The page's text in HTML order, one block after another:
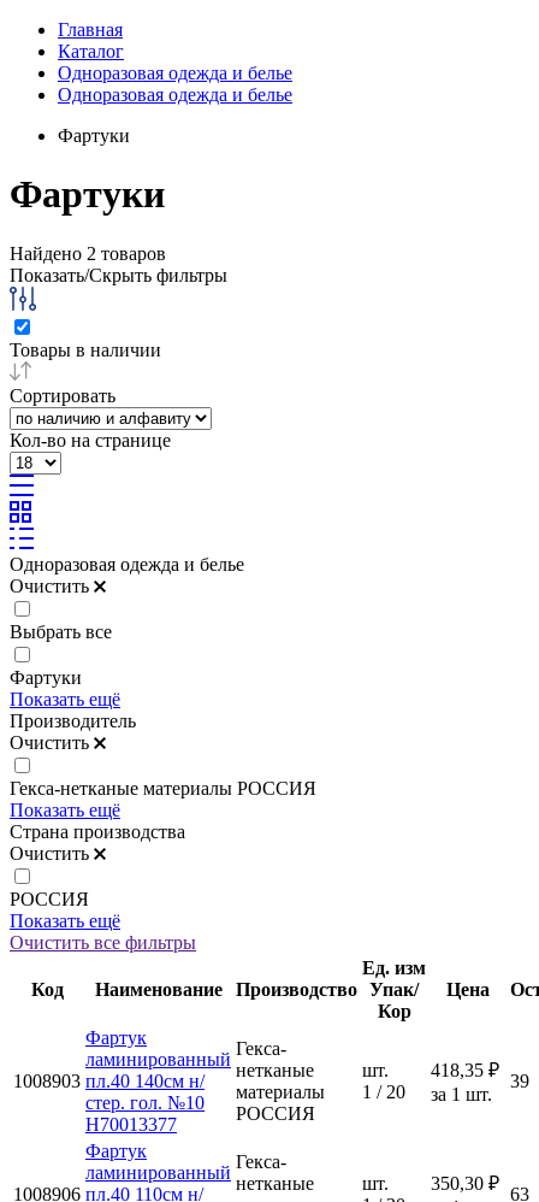
Главная
Каталог
Одноразовая одежда и белье
Одноразовая одежда и белье
Фартуки
Фартуки
Найдено 2 товаров
Показать/Скрыть фильтры
Товары в наличии
Сортировать
Кол-во на странице
Одноразовая одежда и белье
Очистить
Выбрать все
Фартуки
Показать ещё
Производитель
Очистить
Гекса-нетканые материалы РОССИЯ
Показать ещё
Страна производства
Очистить
РОССИЯ
Показать ещё
Очистить все фильтры
Код Наименование Производство
Ед. изм
Упак/
Кор
Цена
1008903
Фартук
ламинированный
пл.40 140см н/
стер. гол. №10
Н70013377
Гекса-
нетканые
материалы
РОССИЯ
шт.
1 / 20
418,35 ₽
за 1 шт.
39
1008906
Фартук
ламинированный
пл.40 110см н/
Гекса-
нетканые
шт.
350,30 ₽
63